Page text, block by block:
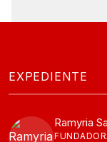
EXPEDIENTE
Ramyria